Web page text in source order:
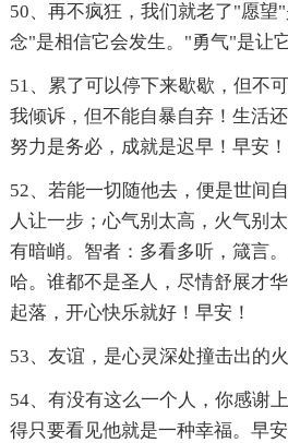
50、再不疯狂，我们就老了"愿望
念"是相信它会发生。"勇气"是让
51、累了可以停下来歇歇，但不
我倾诉，但不能自暴自弃！生活
努力是务必，成就是迟早！早安！
52、若能一切随他去，便是世间
人让一步；心气别太高，火气别
有暗峭。智者：多看多听，箴言
哈。谁都不是圣人，尽情舒展才
起落，开心快乐就好！早安！
53、友谊，是心灵深处撞击出的火
54、有没有这么一个人，你感谢
得只要看见他就是一种幸福。早安